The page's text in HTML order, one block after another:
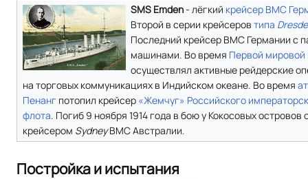
SMS Emden- лёгкий крейсер ВМС
Второй в серии крейсеров типа
Последний крейсер ВМС Германии с
машинами. Во время Первой мировой
осуществлял активные рейдерские
на торговых коммуникациях в Индийском океане. Во время
Пенанг потопил крейсер «Жемчуг» Российского
флота. Погиб 9 ноября 1914 года в бою у Кокосовых островов
крейсером SydneyВМС Австралии.
Постройка и испытания